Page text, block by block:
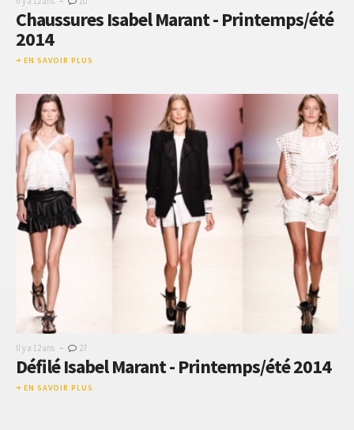
Chaussures Isabel Marant - Printemps/été
2014
EN SAVOIR PLUS
Il y a 12 ans - 27
Défilé Isabel Marant - Printemps/été 2014
EN SAVOIR PLUS